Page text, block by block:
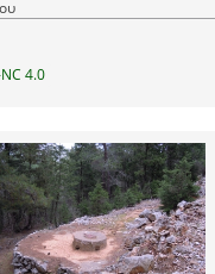
4.0